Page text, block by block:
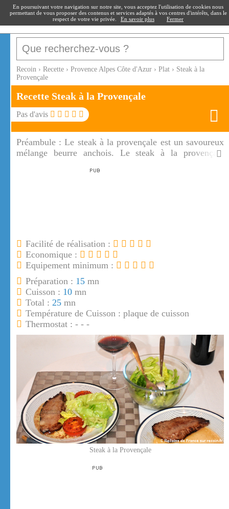
recoin.fr
Recoin › Recette › Provence Alpes Côte d'Azur › Plat › Steak à la
Provençale
Recette Steak à la Provençale
Pas d'avis
Préambule :Le steak à la provençale est un savoureux
mélange beurre anchois. Le steak à la provençale
Facilité de réalisation :
Economique :
Equipement minimum :
Préparation : 15 mn
Cuisson : 10 mn
Total : 25 mn
Température de Cuisson : plaque de cuisson
Thermostat : - - -
Steak à la Provençale
En poursuivant votre navigation sur notre site, vous acceptez l'utilisation de cookies nous
permettant de vous proposer des contenus et services adaptés à vos centres d'intérêts, dans le
respect de votre vie privée.
En savoir plus Fermer